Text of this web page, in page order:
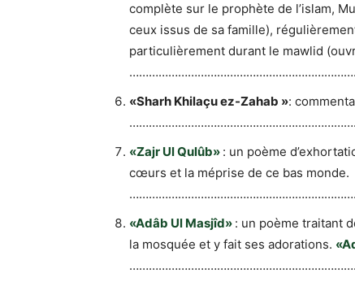
complète sur le prophète de l’islam,
ceux issus de sa famille),
particulièrement durant le mawlid
«Sharh Khilaçu ez-Zahab »:
«Zajr Ul Qulûb» : un poème
cœurs et la méprise de ce bas monde.
«Adâb Ul Masjîd» : un poème traitant
la mosquée et y fait ses adorations.